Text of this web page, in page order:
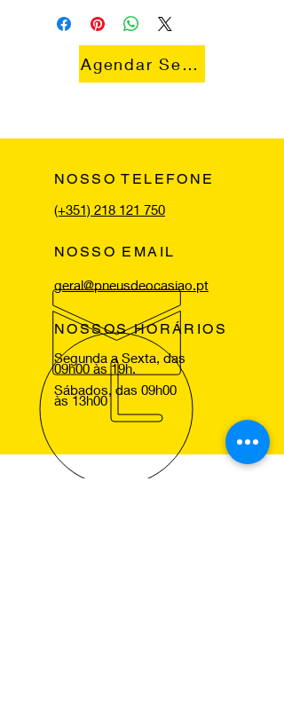
Agendar Serviço
NOSSO TELEFONE
(+351) 218 121 750
NOSSO EMAIL
geral@pneusdeocasiao.pt
NOSSOS HORÁRIOS
Segunda a Sexta, das
09h00 às 19h.
Sábados, das 09h00
às 13h00